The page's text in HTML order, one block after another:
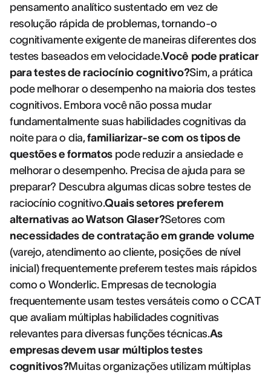
pensamento analítico sustentado em vez de
resolução rápida de problemas, tornando-o
cognitivamente exigente de maneiras diferentes dos
testes baseados em velocidade.Você pode praticar
para testes de raciocínio cognitivo?Sim, a prática
pode melhorar o desempenho na maioria dos testes
cognitivos. Embora você não possa mudar
fundamentalmente suas habilidades cognitivas da
noite para o dia,familiarizar-se com os tipos de
questões e formatospode reduzir a ansiedade e
melhorar o desempenho. Precisa de ajuda para se
preparar? Descubra algumas dicas sobre testes de
raciocínio cognitivo.Quais setores preferem
alternativas ao Watson Glaser?Setores com
necessidades de contratação em grande volume
(varejo, atendimento ao cliente, posições de nível
inicial) frequentemente preferem testes mais rápidos
como o Wonderlic. Empresas de tecnologia
frequentemente usam testes versáteis como o CCAT
que avaliam múltiplas habilidades cognitivas
relevantes para diversas funções técnicas.As
empresas devem usar múltiplos testes
cognitivos?Muitas organizações utilizam múltiplas